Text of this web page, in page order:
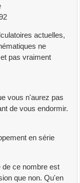
actuelles,
ne
pas vraiment
vous n'aurez pas
de vous endormir.
en série
ce nombre est
que non. Qu'en